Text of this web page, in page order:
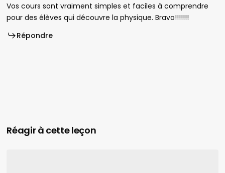
Vos cours sont vraiment simples et faciles à comprendre
pour des élèves qui découvre la physique. Bravo!!!!!!!
Répondre
Réagir à cette leçon